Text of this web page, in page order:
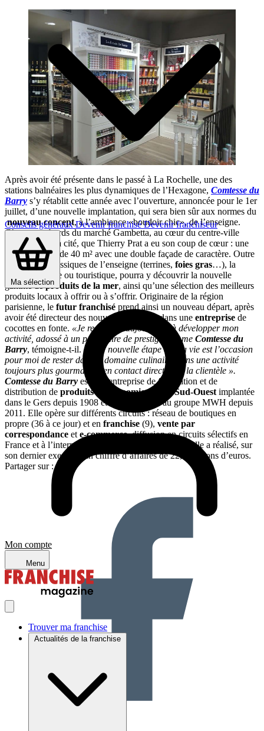
Conseils générauxDevenir franchiséDevenir franchiseur
Ma sélection
Mon compte
Menu
Trouver ma franchise
Actualités de la franchise
Après avoir été présente dans le passé à La Rochelle, une des
stations balnéaires les plus dynamiques de l’Hexagone, Comtesse du
Barry s’y rétablit cette année avec l’ouverture, annoncée pour le 1er
juillet, d’une nouvelle implantation, qui sera bien sûr aux normes du
nouveau concept, à l’ambiance «boudoir chic», de l’enseigne.
C’est aux abords du marché Gambetta, au cœur du centre-ville
historique de la cité, que Thierry Prat a eu son coup de cœur : une
belle boutique de 40 m² avec une double façade de caractère. Outre
les produits classiques de l’enseigne (terrines, foies gras…), la
clientèle, locale ou touristique, pourra y découvrir la nouvelle
gamme deproduits de la mer, ainsi qu’une sélection des meilleurs
produits locaux à offrir ou à s’offrir. Originaire de la région
parisienne, le futur franchisé prend ainsi un nouveau départ, après
avoir été directeur des nouveaux produits dans une entreprise de
cocottes en fonte. «Je recherche aujourd’hui à développer mon
activité, adossé à un partenaire de prestige comme Comtesse du
Barry, témoigne-t-il.Cette nouvelle étape de ma vie est l’occasion
pour moi de rester dans le domaine culinaire, dans une activité
toujours plus gourmande, en contact direct avec la clientèle ».
Comtesse du Barry est une entreprise de fabrication et de
distribution de produits gastronomiques du Sud-Ouest implantée
dans le Gers depuis 1908 et qui appartient au groupe MWH depuis
2011. Elle opère sur différents circuits : réseau de boutiques en
propre (36 à ce jour) et en franchise (9), vente par
correspondance et e-commerce, diffusion en circuits sélectifs en
France et à l’international. Comptant 147 salariés, elle a réalisé, sur
son dernier exercice, un chiffre d’affaires de 22,4 millions d’euros.
Partager sur :